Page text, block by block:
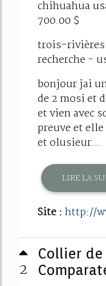
chihuahua
700.00 $
trois-rivières
recherche -
bonjour jai
de 2 mosi et
et vien avec
preuve et
et olusieur...
LIRE LA
Site : http://
2
Collier de